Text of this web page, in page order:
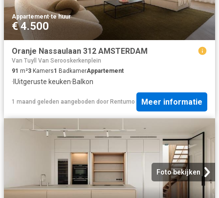
Appartement·te huur
€ 4.500
Oranje Nassaulaan 312 AMSTERDAM
Van Tuyll Van Serooskerkenplein
91 m²3 Kamers1 BadkamerAppartement
· IUitgeruste keuken·Balkon
1 maand geleden aangeboden door Rentumo Meer informatie
Foto bekijken